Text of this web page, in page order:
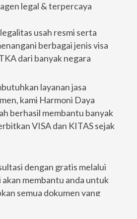
legal & terpercaya
usah resmi serta
berbagai jenis visa
dari banyak negara
layanan jasa
kami Harmoni Daya
berhasil membantu banyak
VISA dan KITAS sejak
dengan gratis melalui
akan membantu anda untuk
semua dokumen yang